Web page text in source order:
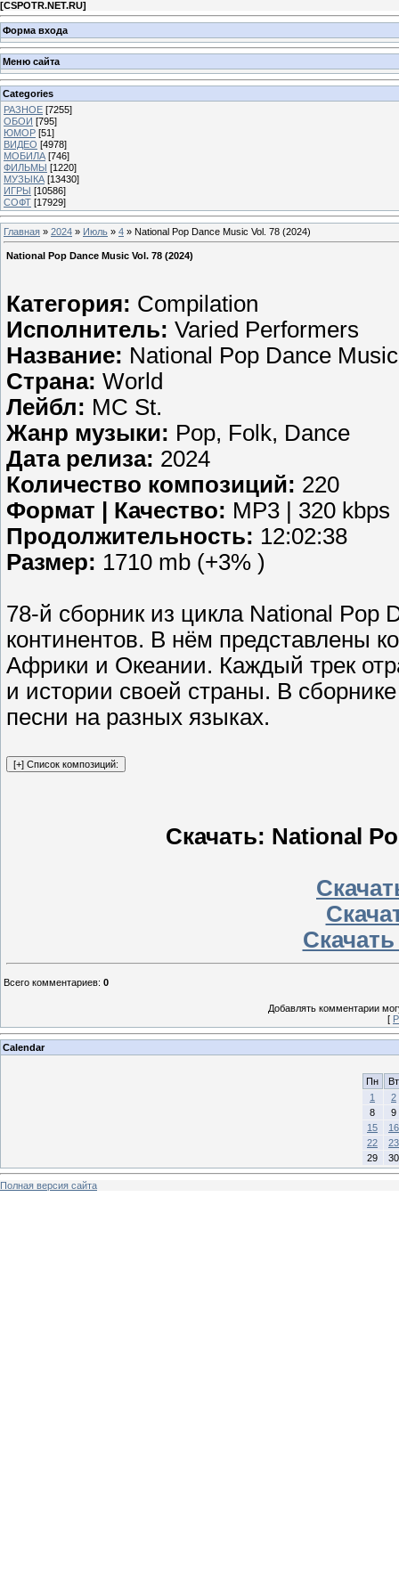
[CSPOTR.NET.RU]
Форма входа
Меню сайта
Categories
РАЗНОЕ [7255]
ОБОИ [795]
ЮМОР [51]
ВИДЕО [4978]
МОБИЛА [746]
ФИЛЬМЫ [1220]
МУЗЫКА [13430]
ИГРЫ [10586]
СОФТ [17929]
Главная » 2024 » Июль » 4 » National Pop Dance Music Vol. 78 (2024)
National Pop Dance Music Vol. 78 (2024)
Категория: Compilation
Исполнитель: Varied Performers
Название: National Pop Dance
Страна: World
Лейбл: MC St.
Жанр музыки: Pop, Folk, Dance
Дата релиза: 2024
Количество композиций: 220
Формат | Качество: MP3 | 320 kbps
Продолжительность: 12:02:38
Размер: 1710 mb (+3% )
78-й сборник из цикла National Pop
континентов. В нём представлены
Африки и Океании. Каждый трек
и истории своей страны. В
песни на разных языках.
Скачать: National
Всего комментариев: 0
Добавлять комментарии
[
Calendar
Пн
Вт
1
2
8
9
15
16
22
23
29
30
Полная версия сайта